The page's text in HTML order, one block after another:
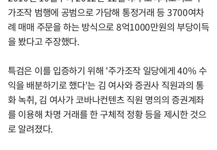
가조작 범행에 공범으로 가담해 통정거래 등 3700여차
례 매매 주문을 하는 방식으로 8억1000만원의 부당이득
을 봤다고 주장했다.
특검은 이를 입증하기 위해 '주가조작 일당에게 40% 수
익을 배분하기로 했다'는 김 여사와 증권사 직원과의 통
화 녹취, 김 여사가 코바나컨텐츠 직원 명의의 증권계좌
를 이용해 차명 거래를 한 구체적 정황 등을 제시한 것으
로 알려졌다.